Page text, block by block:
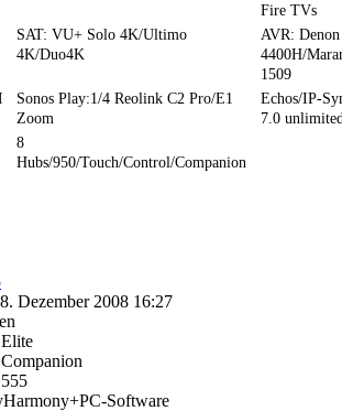
Fire TVs
SAT: VU+ Solo 4K/Ultimo
4K/Duo4K
AVR: Denon
4400H/
1509
Sonos Play:1/4 Reolink C2 Pro/E1
Zoom
Echos/IP-
7.0
8
Hubs/950/Touch/Control/Companion
Dezember 2008 16:27
Elite
Companion
555
Software